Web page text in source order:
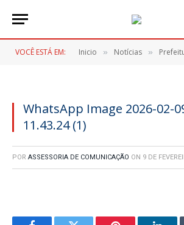
VOCÊ ESTÁ EM: Inicio » Notícias » Prefeitura de Itaperuçu
WhatsApp Image 2026-02-
11.43.24 (1)
POR ASSESSORIA DE COMUNICAÇÃO ON 9 DE